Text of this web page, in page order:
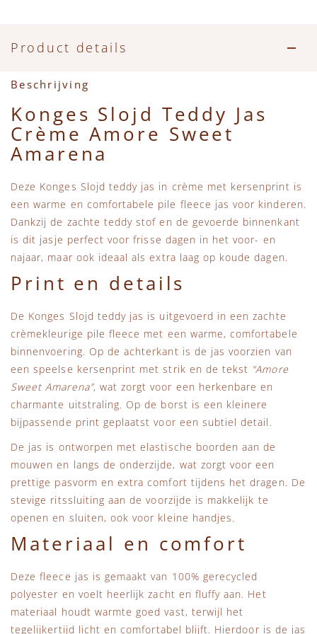
Zwemkleding
Feestkleding
Beren, Speendoekjes en Knuffeldoekjes
Tassen
Verzorgingsproducten
Beren
Mini Rodini
+1 in the family
New Balance
Piupiuchick
Sproet & Sprout
Tiny Cottons
Product details
Beschrijving
Konges Slojd Teddy Jas
Crème Amore Sweet
Amarena
Deze Konges Slojd teddy jas in crème met kersenprint is
een warme en comfortabele pile fleece jas voor kinderen.
Dankzij de zachte teddy stof en de gevoerde binnenkant
is dit jasje perfect voor frisse dagen in het voor- en
najaar, maar ook ideaal als extra laag op koude dagen.
Print en details
De Konges Slojd teddy jas is uitgevoerd in een zachte
crèmekleurige pile fleece met een warme, comfortabele
binnenvoering. Op de achterkant is de jas voorzien van
een speelse kersenprint met strik en de tekst “Amore
Sweet Amarena”, wat zorgt voor een herkenbare en
charmante uitstraling. Op de borst is een kleinere
bijpassende print geplaatst voor een subtiel detail.
De jas is ontworpen met elastische boorden aan de
mouwen en langs de onderzijde, wat zorgt voor een
prettige pasvorm en extra comfort tijdens het dragen. De
stevige ritssluiting aan de voorzijde is makkelijk te
openen en sluiten, ook voor kleine handjes.
Materiaal en comfort
Deze fleece jas is gemaakt van 100% gerecycled
polyester en voelt heerlijk zacht en fluffy aan. Het
materiaal houdt warmte goed vast, terwijl het
tegelijkertijd licht en comfortabel blijft. Hierdoor is de jas